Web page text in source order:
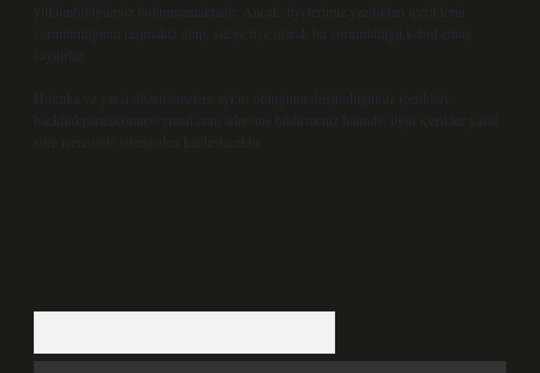
yükümlülüğümüz bulunmamaktadır. Ancak, üyelerimiz yazdıkları içeriklerin
sorumluluğunu taşımakta olup, siteye üye olarak bu sorumluluğu kabul etmiş
sayılırlar.
Hukuka ve yasal düzenlemelere aykırı olduğunu düşündüğünüz içerikleri,
backlinkpanelicomtr@gmail.com
adresine bildirmeniz halinde, ilgili içerikler yasal
süre içerisinde sitemizden kaldırılacaktır.